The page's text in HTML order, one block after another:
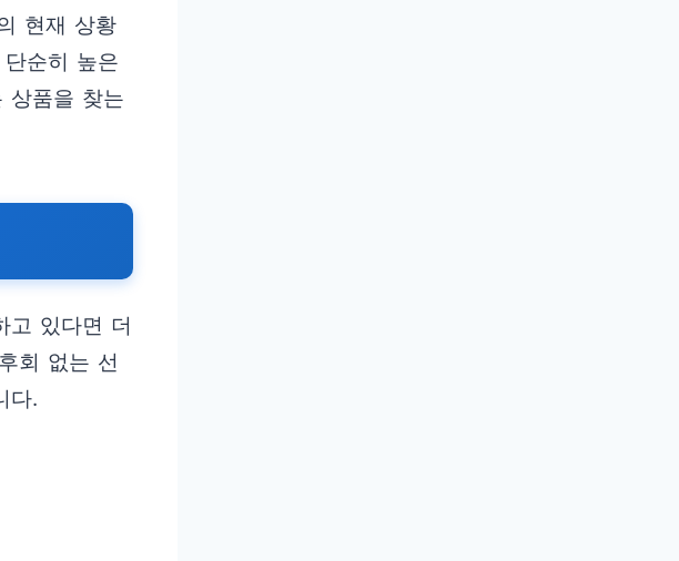
현재 상황
순히 높은
상품을 찾는
고 있다면 더
회 없는 선
다.